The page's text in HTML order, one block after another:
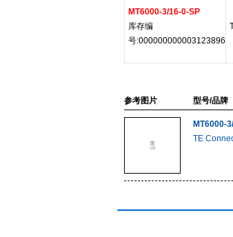
MT6000-3/16-0-SP
库存编
号:000000000003123896
参考图片 型号/品牌
MT6000-
TE